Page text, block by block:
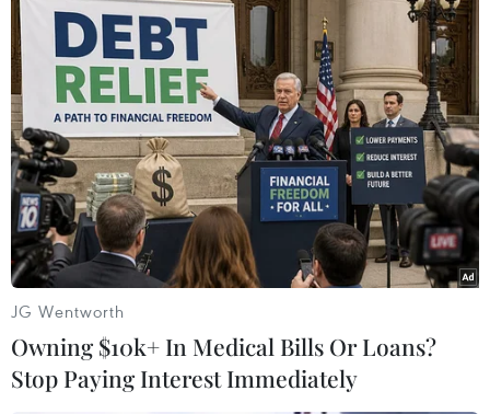
Theo dõi VietnamPlus
TIN LIÊN QUAN
JG Wentworth
Owning $10k+ In Medical Bills Or Loans?
Stop Paying Interest Immediately